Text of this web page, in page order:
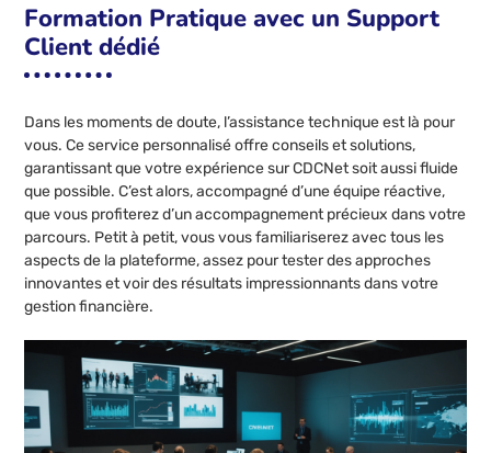
Formation Pratique avec un Support
Client dédié
Dans les moments de doute, l’assistance technique est là pour
vous. Ce service personnalisé offre conseils et solutions,
garantissant que votre expérience sur CDCNet soit aussi fluide
que possible. C’est alors, accompagné d’une équipe réactive,
que vous profiterez d’un accompagnement précieux dans votre
parcours. Petit à petit, vous vous familiariserez avec tous les
aspects de la plateforme, assez pour tester des approches
innovantes et voir des résultats impressionnants dans votre
gestion financière.